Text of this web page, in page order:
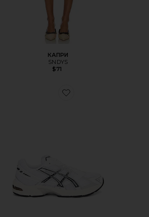
КАПРИ
SNDYS
$71
Favorite КРОССОВКИ GEL-1130